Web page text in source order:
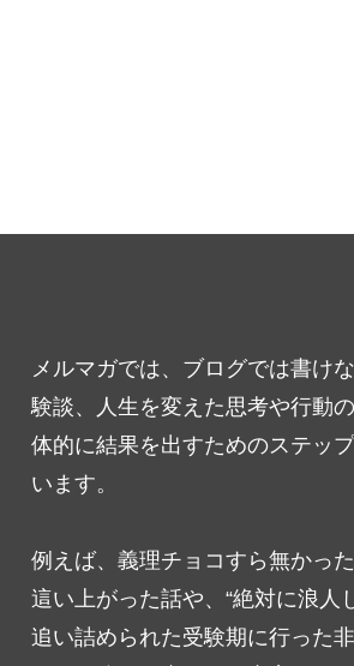
メルマガでは、ブログでは書け
験談、人生を変えた思考や行動
体的に結果を出すためのステッ
います。
例えば、義理チョコすら無かっ
這い上がった話や、“絶対に浪人
追い詰められた受験期に行った